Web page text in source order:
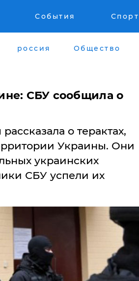
События Спорт
россия Общество
СБУ сообщила о
о терактах,
Украины. Они
украинских
СБУ успели их